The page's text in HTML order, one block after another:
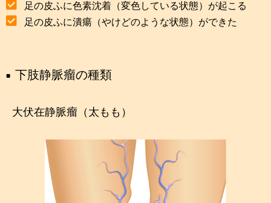
足の皮ふに色素沈着（変色している状態）が起こる
足の皮ふに潰瘍（やけどのような状態）ができた
下肢静脈瘤の種類
大伏在静脈瘤（太もも）